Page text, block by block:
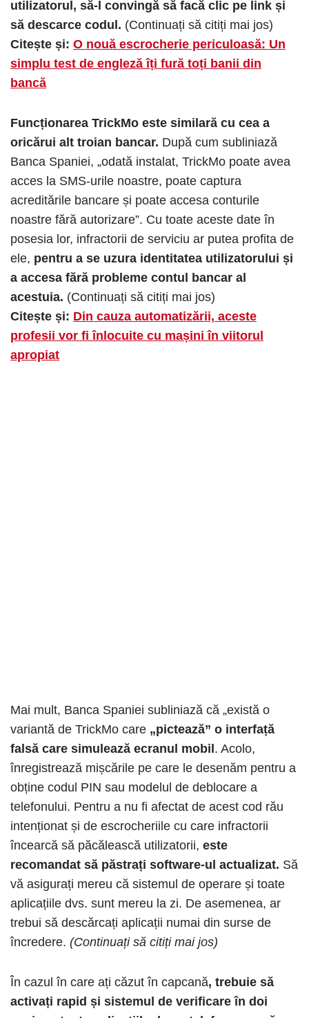
utilizatorul, să-l convingă să facă clic pe link și
să descarce codul. (Continuați să citiți mai jos)
Citește și: O nouă escrocherie periculoasă: Un
simplu test de engleză îți fură toți banii din
bancă
Funcționarea TrickMo este similară cu cea a
oricărui alt troian bancar. După cum subliniază
Banca Spaniei, „odată instalat, TrickMo poate avea
acces la SMS-urile noastre, poate captura
acreditările bancare și poate accesa conturile
noastre fără autorizare”. Cu toate aceste date în
posesia lor, infractorii de serviciu ar putea profita de
ele, pentru a se uzura identitatea utilizatorului și
a accesa fără probleme contul bancar al
acestuia. (Continuați să citiți mai jos)
Citește și: Din cauza automatizării, aceste
profesii vor fi înlocuite cu mașini în viitorul
apropiat
Mai mult, Banca Spaniei subliniază că „există o
variantă de TrickMo care „pictează” o interfață
falsă care simulează ecranul mobil. Acolo,
înregistrează mișcările pe care le desenăm pentru a
obține codul PIN sau modelul de deblocare a
telefonului. Pentru a nu fi afectat de acest cod rău
intenționat și de escrocheriile cu care infractorii
încearcă să păcălească utilizatorii, este
recomandat să păstrați software-ul actualizat. Să
vă asigurați mereu că sistemul de operare și toate
aplicațiile dvs. sunt mereu la zi. De asemenea, ar
trebui să descărcați aplicații numai din surse de
încredere. (Continuați să citiți mai jos)
În cazul în care ați căzut în capcană, trebuie să
activați rapid și sistemul de verificare în doi